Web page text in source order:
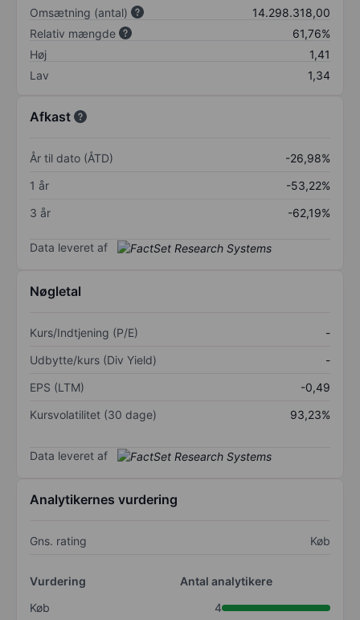
Omsætning (antal)
14.298.318,00
Relativ mængde
61,76%
Høj
1,41
Lav
1,34
Afkast
År til dato (ÅTD)
-26,98%
1 år
-53,22%
3 år
-62,19%
Data leveret af
Nøgletal
Kurs/Indtjening (P/E)
-
Udbytte/kurs (Div Yield)
-
EPS (LTM)
-0,49
Kursvolatilitet (30 dage)
93,23%
Data leveret af
Analytikernes vurdering
Gns. rating Køb
Vurdering
Antal analytikere
Køb
4